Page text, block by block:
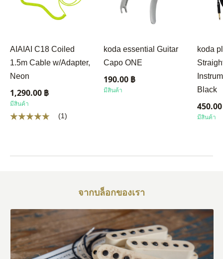
AIAIAI C18 Coiled
1.5m Cable w/Adapter,
Neon
1,290.00 ฿
มีสินค้า
(1)
koda essential Guitar
Capo ONE
190.00 ฿
มีสินค้า
koda
Black
มีสินค้า
จากบล็อกของเรา